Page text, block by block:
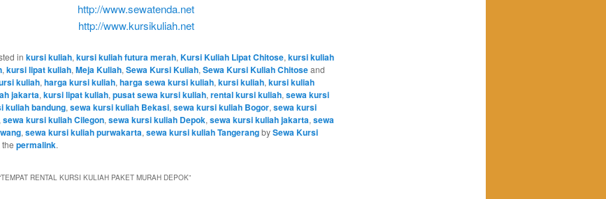
http://www.sewatenda.net
http://www.kursikuliah.net
in kursi kuliah, kursi kuliah futura merah, Kursi Kuliah Lipat Chitose, kursi kuliah
, kursi lipat kuliah, Meja Kuliah, Sewa Kursi Kuliah, Sewa Kursi Kuliah Chitoseand
kuliah, harga kursi kuliah, harga sewa kursi kuliah, kursi kuliah, kursi kuliah
jakarta, kursi lipat kuliah, pusat sewa kursi kuliah, rental kursi kuliah, sewa kursi
kuliah bandung, sewa kursi kuliah Bekasi, sewa kursi kuliah Bogor, sewa kursi
sewa kursi kuliah Cilegon, sewa kursi kuliah Depok, sewa kursi kuliah jakarta, sewa
, sewa kursi kuliah purwakarta, sewa kursi kuliah TangerangbySewa Kursi
permalink.
TEMPAT RENTAL KURSI KULIAH PAKET MURAH DEPOK”